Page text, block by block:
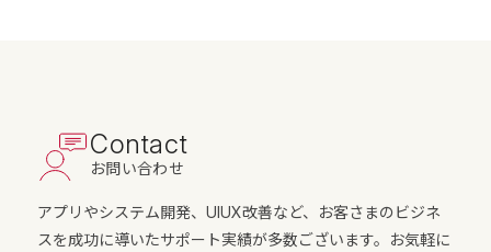
Contact
お問い合わせ
アプリやシステム開発、UIUX改善など、お客さまのビジネ
スを成功に導いたサポート実績が多数ございます。お気軽に